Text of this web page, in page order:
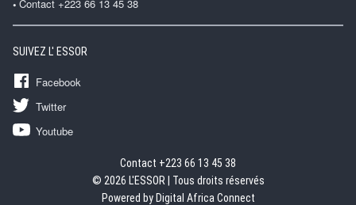
Contact +223 66 13 45 38
SUIVEZ L' ESSOR
Facebook
Twitter
Youtube
Contact +223 66 13 45 38
© 2026 L'ESSOR | Tous droits réservés
Powered by Digital Africa Connect